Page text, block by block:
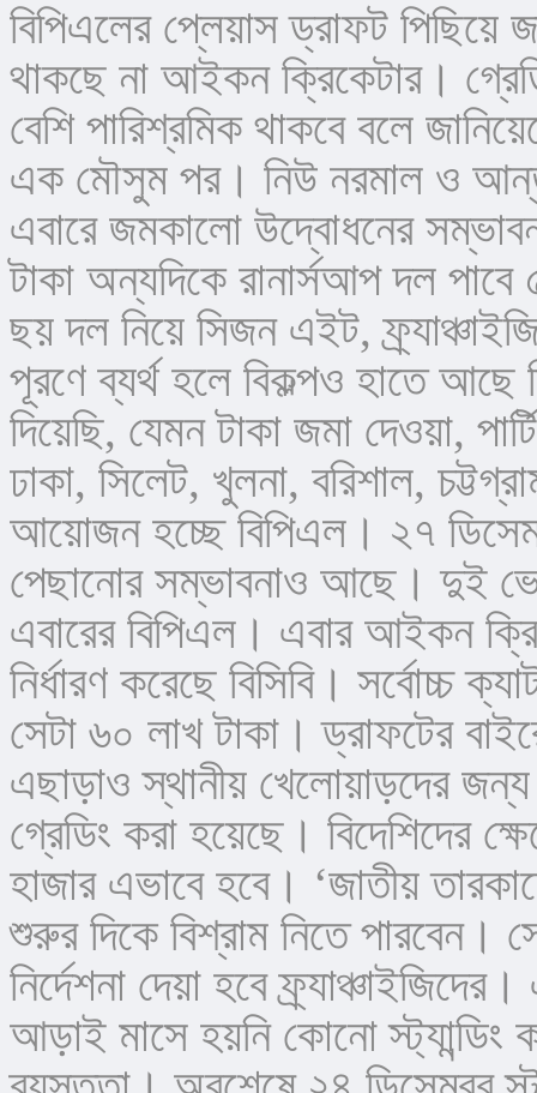
বিপিএলের প্লেয়াস ড্রাফট পিছিয়ে
থাকছে না আইকন ক্রিকেটার।
বেশি পারিশ্রমিক থাকবে বলে
এক মৌসুম পর। নিউ নরমাল ও
এবারে জমকালো উদ্বোধনের
টাকা অন্যদিকে রানার্সআপ দল
ছয় দল নিয়ে সিজন এইট,
পূরণে ব্যর্থ হলে বিকল্পও হাতে
দিয়েছি, যেমন টাকা জমা দেওয়া,
ঢাকা, সিলেট, খুলনা, বরিশাল,
আয়োজন হচ্ছে বিপিএল। ২৭
পেছানোর সম্ভাবনাও আছে। দুই
এবারের বিপিএল। এবার আইকন
নির্ধারণ করেছে বিসিবি। সর্বোচ্চ
সেটা ৬০ লাখ টাকা। ড্রাফটের
এছাড়াও স্থানীয় খেলোয়াড়দের
গ্রেডিং করা হয়েছে।
হাজার এভাবে হবে। ‘জাতীয়
শুরুর দিকে বিশ্রাম নিতে পারবেন।
নির্দেশনা দেয়া হবে
আড়াই মাসে হয়নি কোনো স্ট্যান্ডিং